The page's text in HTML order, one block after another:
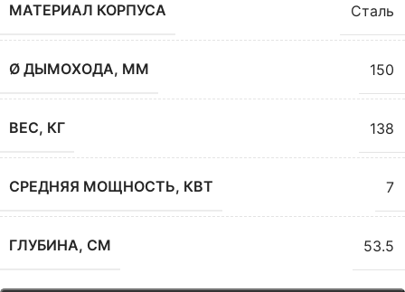
МАТЕРИАЛ КОРПУСА Сталь
Ø ДЫМОХОДА, ММ 150
ВЕС, КГ 138
СРЕДНЯЯ МОЩНОСТЬ, КВТ 7
ГЛУБИНА, СМ 53.5